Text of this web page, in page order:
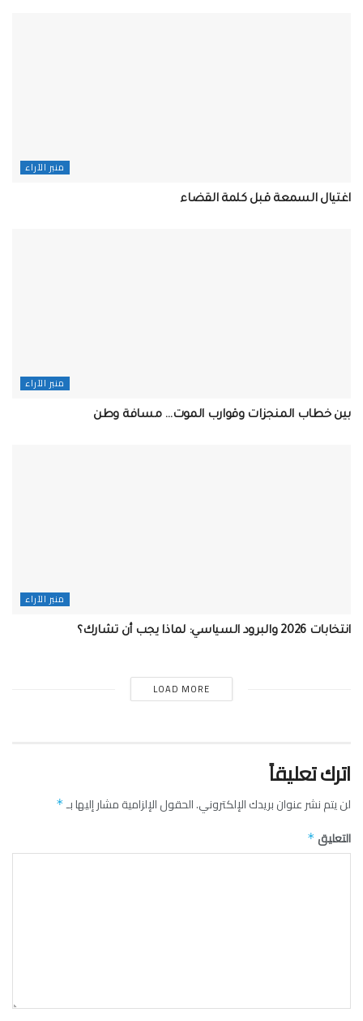
منبر الآراء
اغتيال السمعة قبل كلمة القضاء
منبر الآراء
بين خطاب المنجزات وقوارب الموت… مسافة وطن
منبر الآراء
انتخابات 2026 والبرود السياسي: لماذا يجب أن تشارك؟
LOAD MORE
اترك تعليقاً
لن يتم نشر عنوان بريدك الإلكتروني.الحقول الإلزامية مشار إليها بـ*
التعليق *